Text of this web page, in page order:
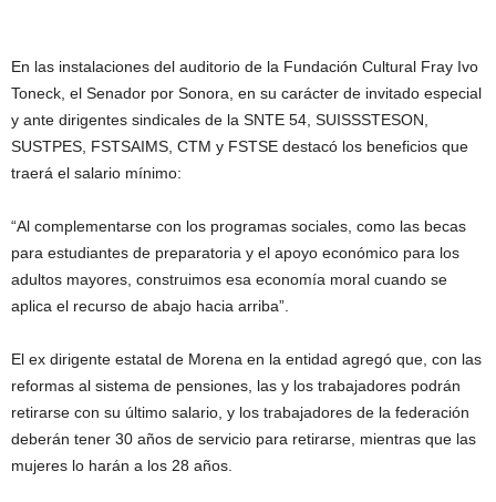
En las instalaciones del auditorio de la Fundación Cultural Fray Ivo
Toneck, el Senador por Sonora, en su carácter de invitado especial
y ante dirigentes sindicales de la SNTE 54, SUISSSTESON,
SUSTPES, FSTSAIMS, CTM y FSTSE destacó los beneficios que
traerá el salario mínimo:
“Al complementarse con los programas sociales, como las becas
para estudiantes de preparatoria y el apoyo económico para los
adultos mayores, construimos esa economía moral cuando se
aplica el recurso de abajo hacia arriba”.
El ex dirigente estatal de Morena en la entidad agregó que, con las
reformas al sistema de pensiones, las y los trabajadores podrán
retirarse con su último salario, y los trabajadores de la federación
deberán tener 30 años de servicio para retirarse, mientras que las
mujeres lo harán a los 28 años.